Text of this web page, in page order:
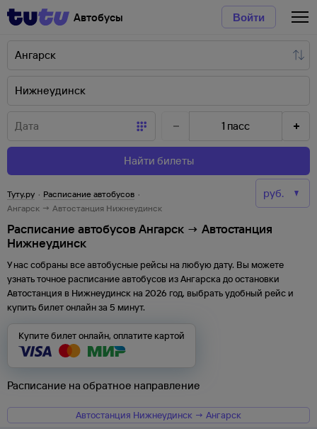
Автобусы Войти
1 пасс
Найти билеты
Туту.ру · Расписание автобусов ·
Ангарск → Автостанция Нижнеудинск
Расписание автобусов Ангарск → Автостанция
Нижнеудинск
У нас собраны все автобусные рейсы на любую дату. Вы можете
узнать точное расписание автобусов изАнгарска доостановки
Автостанция в Нижнеудинск на 2026 год, выбрать удобный рейс и
купить билет онлайн за 5 минут.
Купите билет онлайн, оплатите картой
Расписание на обратное направление
Автостанция Нижнеудинск → Ангарск